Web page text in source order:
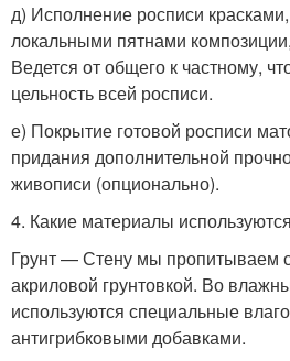
д) Исполнение росписи
локальными пятнами
Ведется от общего к частному,
цельность всей росписи.
е) Покрытие готовой росписи
придания дополнительной
живописи (опционально).
4. Какие материалы
Грунт — Стену мы пропитываем
акриловой грунтовкой. Во
используются специальные
антигрибковыми добавками.